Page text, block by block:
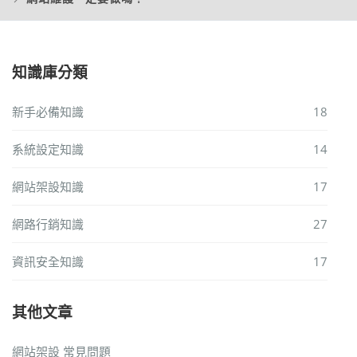
知識庫分類
新手必備知識 18
系統設定知識 14
網站架設知識 17
網路行銷知識 27
資訊安全知識 17
其他文章
網站架設 常見問題